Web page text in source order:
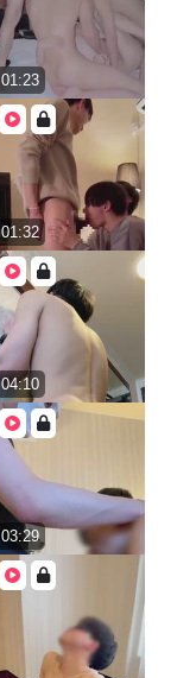
01:23
01:32
04:10
03:29